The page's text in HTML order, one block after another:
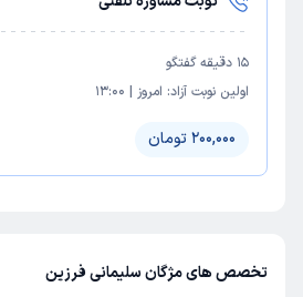
15 دقیقه گفتگو
اولین نوبت آزاد: امروز |
13:00
200,000 تومان
تخصص های مژگان سلیمانی فرزین